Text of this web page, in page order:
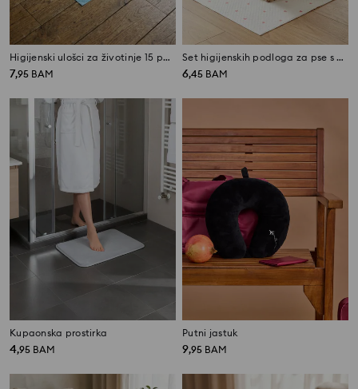
Higijenski ulošci za životinje 15 pack
7,95 BAM
Set higijenskih podloga za pse s motivom srca 15 komada
6,45 BAM
Kupaonska prostirka
4,95 BAM
Putni jastuk
9,95 BAM